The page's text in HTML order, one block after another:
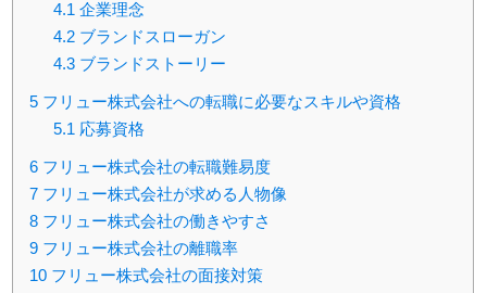
4.1 企業理念
4.2 ブランドスローガン
4.3 ブランドストーリー
5 フリュー株式会社への転職に必要なスキルや資格
5.1 応募資格
6 フリュー株式会社の転職難易度
7 フリュー株式会社が求める人物像
8 フリュー株式会社の働きやすさ
9 フリュー株式会社の離職率
10 フリュー株式会社の面接対策